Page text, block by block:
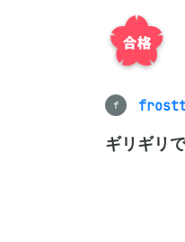
f
ギリギリ